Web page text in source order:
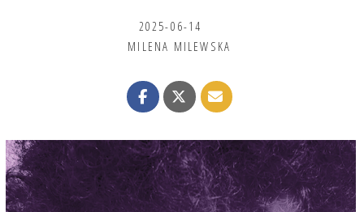
2025-06-14
MILENA MILEWSKA